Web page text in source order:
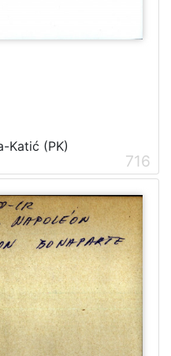
Katić (PK)
716